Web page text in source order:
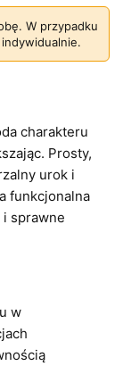
W przypadku
charakteru
Prosty,
urok i
funkcjonalna
i sprawne
w